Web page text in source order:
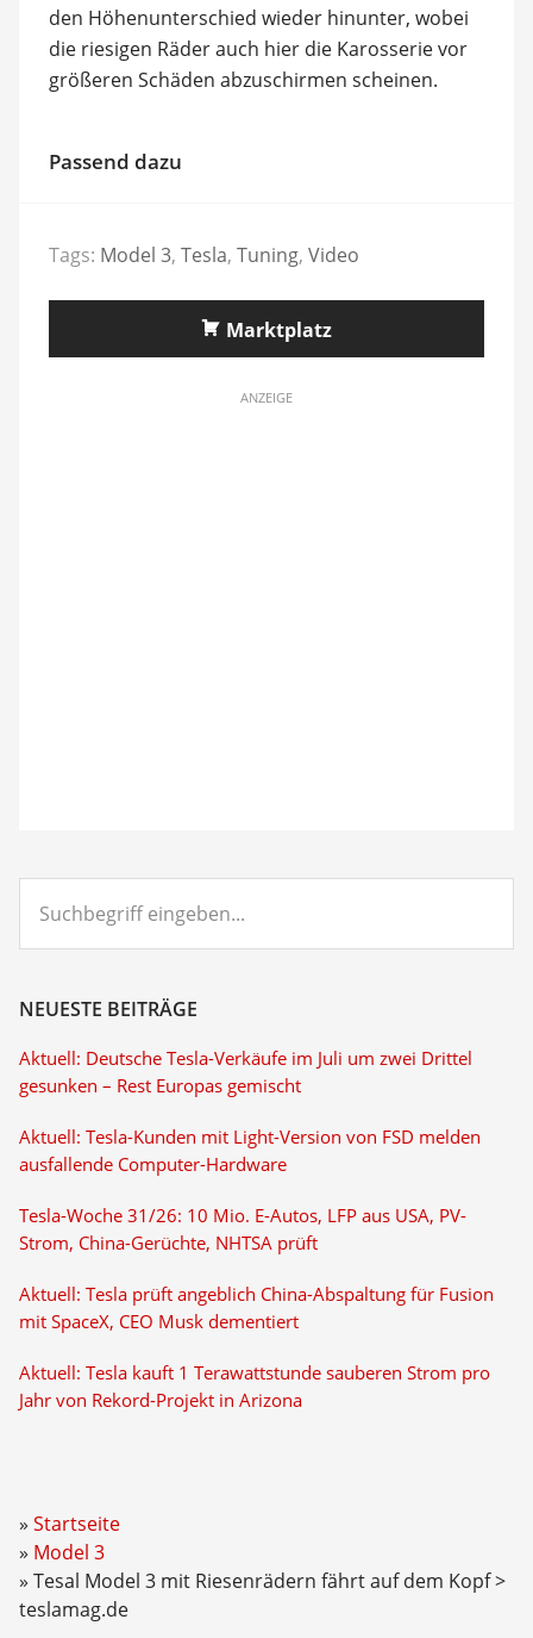
den Höhenunterschied wieder hinunter, wobei
die riesigen Räder auch hier die Karosserie vor
größeren Schäden abzuschirmen scheinen.
Passend dazu
Tags: Model 3, Tesla, Tuning, Video
Marktplatz
ANZEIGE
eingeben...
NEUESTE BEITRÄGE
Aktuell: Deutsche Tesla-Verkäufe im Juli um zwei Drittel
gesunken – Rest Europas gemischt
Aktuell: Tesla-Kunden mit Light-Version von FSD melden
ausfallende Computer-Hardware
Tesla-Woche 31/26: 10 Mio. E-Autos, LFP aus USA, PV-
Strom, China-Gerüchte, NHTSA prüft
Aktuell: Tesla prüft angeblich China-Abspaltung für Fusion
mit SpaceX, CEO Musk dementiert
Aktuell: Tesla kauft 1 Terawattstunde sauberen Strom pro
Jahr von Rekord-Projekt in Arizona
Startseite
Model 3
Tesal Model 3 mit Riesenrädern fährt auf dem Kopf >
teslamag.de